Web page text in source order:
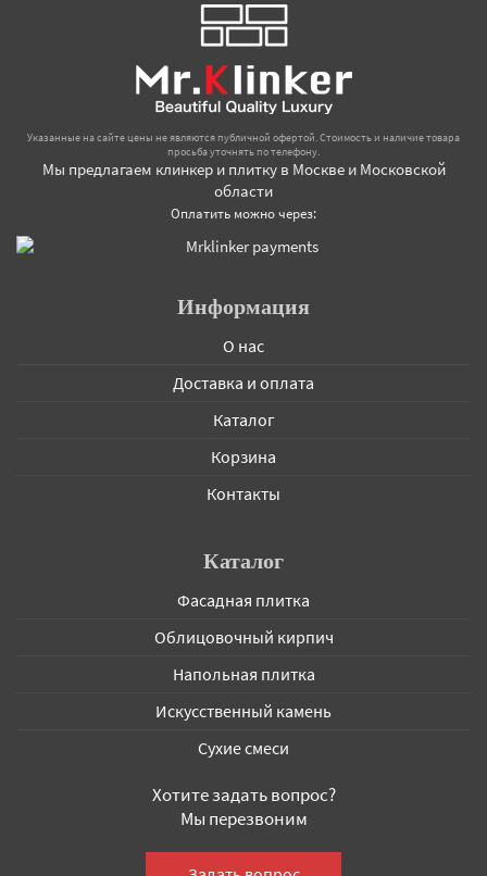
Указанные на сайте цены не являются публичной офертой. Стоимость и наличие товара
просьба уточнять по телефону.
Мы предлагаем клинкер и плитку в Москве и Московской
области
Оплатить можно через:
Информация
О нас
Доставка и оплата
Каталог
Корзина
Контакты
Каталог
Фасадная плитка
Облицовочный кирпич
Напольная плитка
Искусственный камень
Сухие смеси
Хотите задать вопрос?
Мы перезвоним